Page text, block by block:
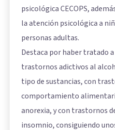
psicológica CECOPS,
la atención psicológica a
personas adultas.
Destaca por haber tratado
trastornos adictivos al
tipo de sustancias, con
comportamiento
anorexia, y con trastornos
insomnio, consiguiendo